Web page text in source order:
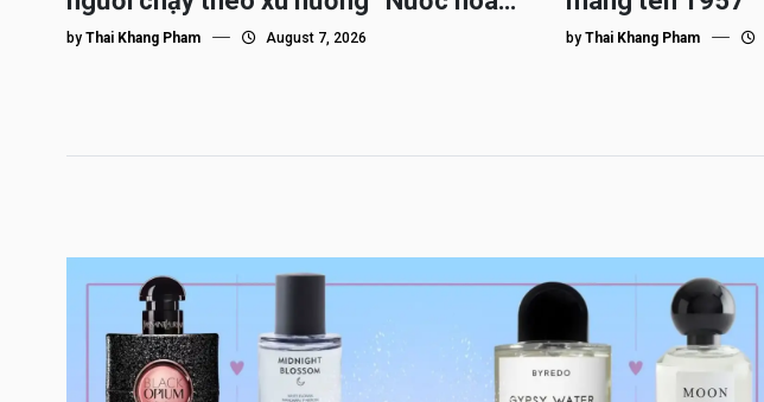
Dupe”?
by Thai Khang Pham August 7, 2026 by Thai Khang Pham